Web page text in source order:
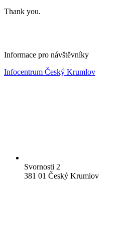
Thank you.
Informace pro návštěvníky
Infocentrum Český Krumlov
Svornosti 2
381 01 Český Krumlov